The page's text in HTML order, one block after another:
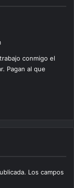
conmigo el
Pagan al que
Los campos